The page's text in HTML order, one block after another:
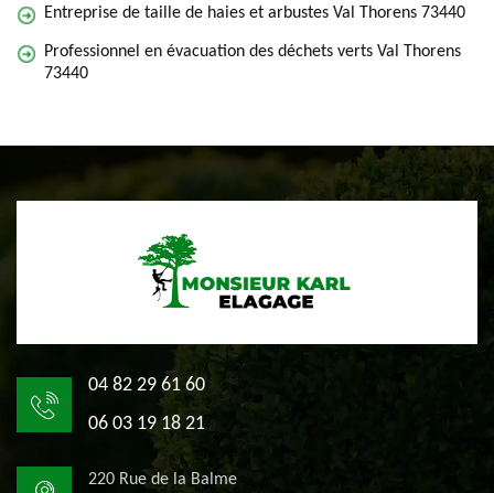
Entreprise de taille de haies et arbustes Val Thorens 73440
Professionnel en évacuation des déchets verts Val Thorens
73440
04 82 29 61 60
06 03 19 18 21
220 Rue de la Balme